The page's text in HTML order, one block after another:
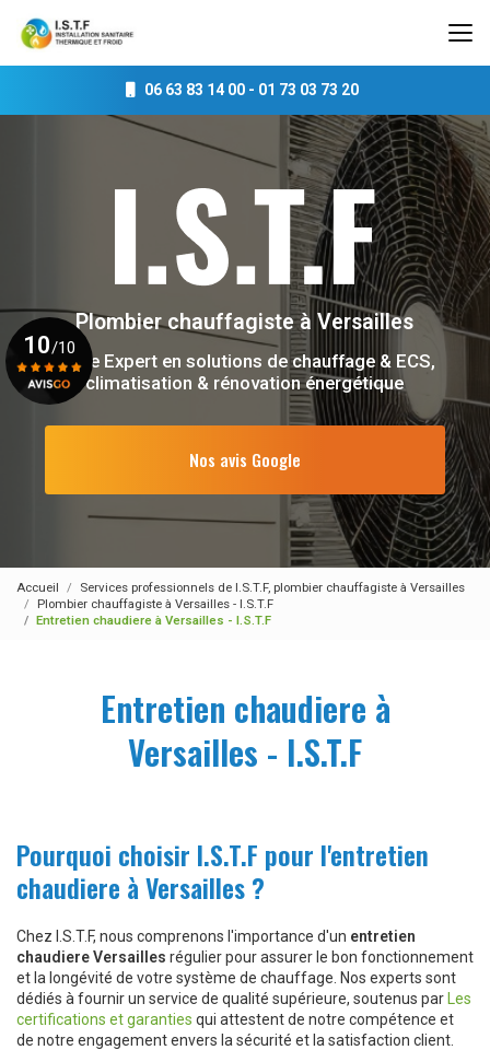
contenu
06 63 83 14 00- 01 73 03 73 20
Plombier chauffagisteà Versailles
Votre Expert en solutions de chauffage & ECS,
climatisation & rénovation énergétique
Nos avis Google
10/10
Accueil
Services professionnels de I.S.T.F, plombier chauffagiste à Versailles
Plombier chauffagiste à Versailles - I.S.T.F
Entretien chaudiere à Versailles - I.S.T.F
Entretien chaudiere à
Versailles - I.S.T.F
Pourquoi choisir I.S.T.F pour l'entretien
chaudiere à Versailles ?
Chez I.S.T.F, nous comprenons l'importance d'un entretien
chaudiere Versailles régulier pour assurer le bon fonctionnement
et la longévité de votre système de chauffage. Nos experts sont
dédiés à fournir un service de qualité supérieure, soutenus par
Les
certifications et garanties qui attestent de notre compétence et
de notre engagement envers la sécurité et la satisfaction client.